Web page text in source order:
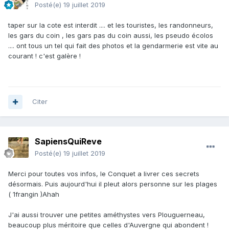
Posté(e) 19 juillet 2019
taper sur la cote est interdit .... et les touristes, les randonneurs,
les gars du coin , les gars pas du coin aussi, les pseudo écolos
.... ont tous un tel qui fait des photos et la gendarmerie est vite au
courant ! c'est galère !
Citer
SapiensQuiReve
Posté(e) 19 juillet 2019
Merci pour toutes vos infos, le Conquet a livrer ces secrets
désormais. Puis aujourd'hui il pleut alors personne sur les plages
( 1frangin )Ahah
J'ai aussi trouver une petites améthystes vers Plouguerneau,
beaucoup plus méritoire que celles d'Auvergne qui abondent !